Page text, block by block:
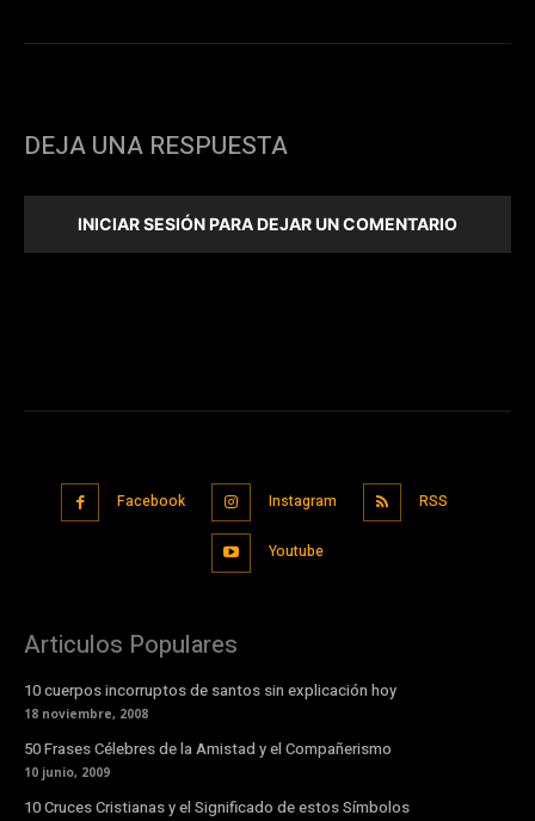
DEJA UNA RESPUESTA
INICIAR SESIÓN PARA DEJAR UN COMENTARIO
Facebook Instagram RSS
Youtube
Articulos Populares
10 cuerpos incorruptos de santos sin explicación hoy
18 noviembre, 2008
50 Frases Célebres de la Amistad y el Compañerismo
10 junio, 2009
10 Cruces Cristianas y el Significado de estos Símbolos